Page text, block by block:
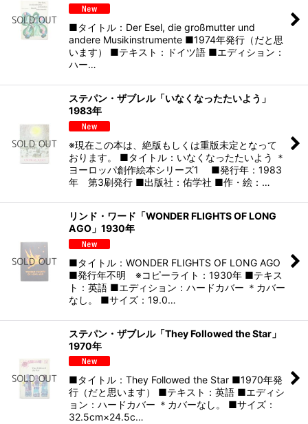
■タイトル：Der Esel, die großmutter und
andere Musikinstrumente ■1974年発行（だと思
います） ■テキスト：ドイツ語 ■エディション：
ハー…
ステパン・ザブレル「いなくなったたいよう」
1983年
※現在この本は、絶版もしくは重版未定となって
おります。 ■タイトル：いなくなったたいよう ＊
ヨーロッパ創作絵本シリーズ1 ■発行年：1983
年 第3刷発行 ■出版社：佑学社 ■作・絵：…
リンド・ワード「WONDER FLIGHTS OF LONG
AGO」1930年
■タイトル：WONDER FLIGHTS OF LONG AGO
■発行年不明 ※コピーライト：1930年 ■テキス
ト：英語 ■エディション：ハードカバー ＊カバー
なし。 ■サイズ：19.0…
ステパン・ザブレル「They Followed the Star」
1970年
■タイトル：They Followed the Star ■1970年発
行（だと思います） ■テキスト：英語 ■エディシ
ョン：ハードカバー ＊カバーなし。 ■サイズ：
32.5cm×24.5c…